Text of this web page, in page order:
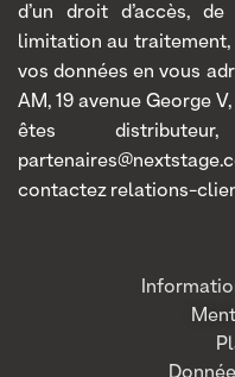
d’un droit d’accès,
limitation au traitement,
vos données en vous
AM, 19 avenue George
êtes
contactez relations-